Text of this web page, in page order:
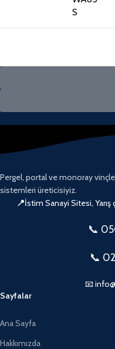
S
Pergel, portal ve monoray
sistemleri üreticisiyiz.
📍İstim Sanayi Sitesi, Yarış
📞
📞
📧
Sayfalar
Ana Sayfa
Hakkımızda